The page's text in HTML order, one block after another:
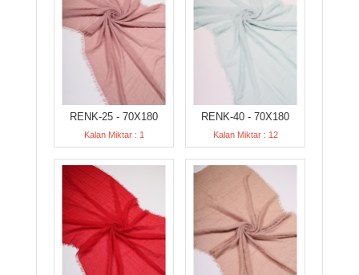
RENK-25 - 70X180
Kalan Miktar : 1
RENK-40 - 70X180
Kalan Miktar : 12